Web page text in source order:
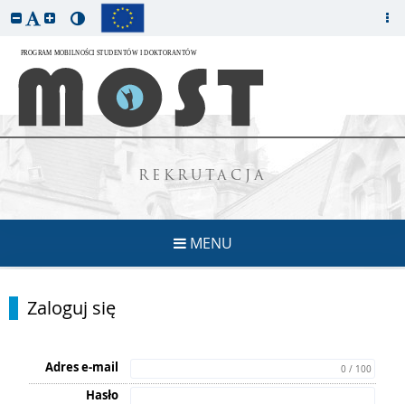
REKRUTACJA
MENU
Zaloguj się
Adres e-mail 0 / 100
Hasło